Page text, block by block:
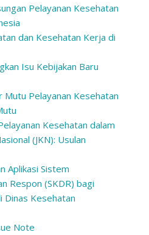
Pelayanan Kesehatan
dan Kesehatan Kerja di
Isu Kebijakan Baru
Mutu Pelayanan Kesehatan
Kesehatan dalam
(JKN): Usulan
Aplikasi Sistem
Respon (SKDR) bagi
Dinas Kesehatan
Note